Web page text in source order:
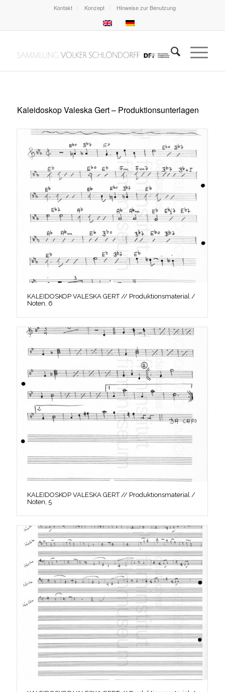
Kontakt Konzept Hinweise zur Benutzung
Kaleidoskop Valeska Gert – Produktionsunterlagen
KALEIDOSKOP VALESKA GERT // Produktionsmaterial /
Noten, 6
KALEIDOSKOP VALESKA GERT // Produktionsmaterial /
Noten, 5